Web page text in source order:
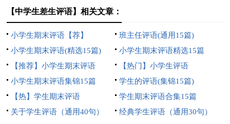
【中学生差生评语】相关文章：
小学生期末评语【荐】
班主任评语(通用15篇)
小学生期末评语(精选15篇)
小学生期末评语精选15篇
【推荐】小学生期末评语
【热门】小学生评语
小学生期末评语集锦15篇
学生的评语(集锦15篇)
【热】学生期末评语
学生期末评语合集15篇
关于学生评语（通用40句）
经典学生评语（通用30句）